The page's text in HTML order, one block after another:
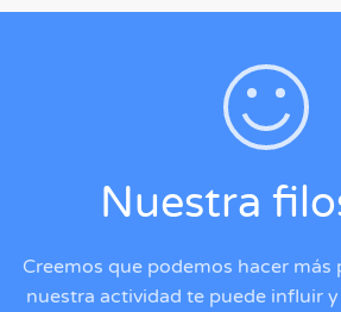
Nuestra
Creemos que podemos hacer más
nuestra actividad te puede influir